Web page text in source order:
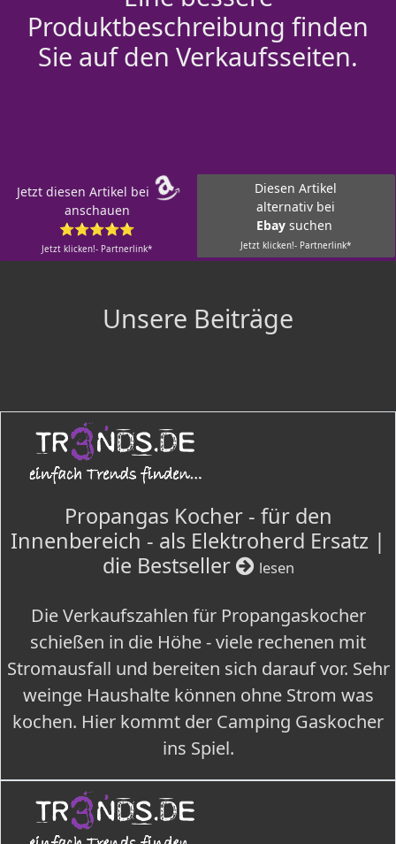
Produktbeschreibung finden
Sie auf den Verkaufsseiten.
Jetzt diesen Artikel bei
anschauen
⭐⭐⭐⭐⭐
Jetzt klicken!- Partnerlink*
Diesen Artikel
alternativ bei
Ebay suchen
Jetzt klicken!- Partnerlink*
Unsere Beiträge
Propangas Kocher - für den
Innenbereich - als Elektroherd Ersatz |
die Bestseller
lesen
Die Verkaufszahlen für Propangaskocher
schießen in die Höhe - viele rechenen mit
Stromausfall und bereiten sich darauf vor. Sehr
weinge Haushalte können ohne Strom was
kochen. Hier kommt der Camping Gaskocher
ins Spiel.